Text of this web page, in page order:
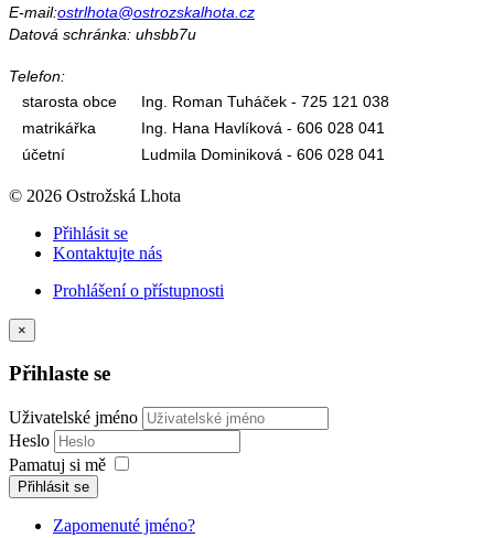
E-mail:ostrlhota@ostrozskalhota.cz
Datová schránka: uhsbb7u
Telefon:
starosta obce
Ing. Roman Tuháček - 725 121 038
matrikářka
Ing. Hana Havlíková - 606 028 041
účetní
Ludmila Dominiková - 606 028 041
© 2026 Ostrožská Lhota
Přihlásit se
Kontaktujte nás
Prohlášení o přístupnosti
×
Přihlaste se
Uživatelské jméno
Heslo
Pamatuj si mě
Přihlásit se
Zapomenuté jméno?